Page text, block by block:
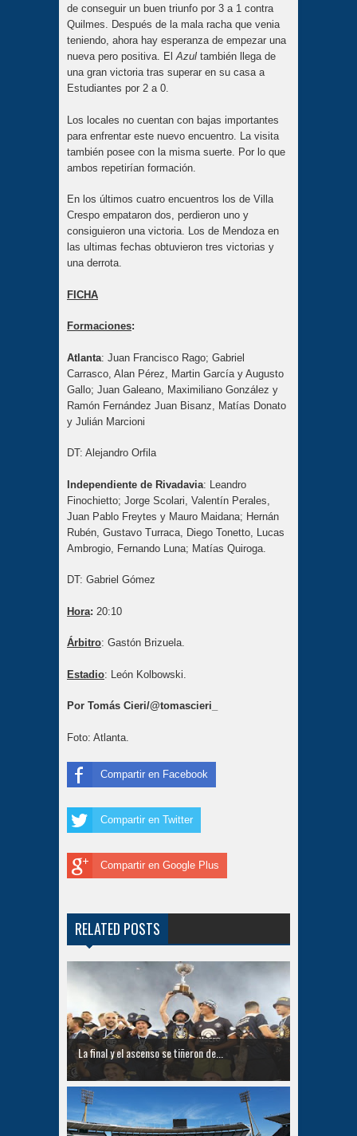
de conseguir un buen triunfo por 3 a 1 contra
Quilmes. Después de la mala racha que venia
teniendo, ahora hay esperanza de empezar una
nueva pero positiva. ElAzul también llega de
una gran victoria tras superar en su casa a
Estudiantes por 2 a 0.
Los locales no cuentan con bajas importantes
para enfrentar este nuevo encuentro. La visita
también posee con la misma suerte. Por lo que
ambos repetirían formación.
En los últimos cuatro encuentros los de Villa
Crespo empataron dos, perdieron uno y
consiguieron una victoria. Los de Mendoza en
las ultimas fechas obtuvieron tres victorias y
una derrota.
FICHA
Formaciones:
Atlanta: Juan Francisco Rago; Gabriel
Carrasco, Alan Pérez, Martin García y Augusto
Gallo; Juan Galeano, Maximiliano González y
Ramón Fernández Juan Bisanz, Matías Donato
y Julián Marcioni
DT: Alejandro Orfila
Independiente de Rivadavia: Leandro
Finochietto; Jorge Scolari, Valentín Perales,
Juan Pablo Freytes y Mauro Maidana; Hernán
Rubén, Gustavo Turraca, Diego Tonetto, Lucas
Ambrogio, Fernando Luna; Matías Quiroga.
DT: Gabriel Gómez
Hora: 20:10
Árbitro: Gastón Brizuela.
Estadio: León Kolbowski.
Por Tomás Cieri/@tomascieri_
Foto: Atlanta.
Compartir en Facebook
Compartir en Twitter
Compartir en Google Plus
RELATED POSTS
La final y el ascenso se tiñeron de...